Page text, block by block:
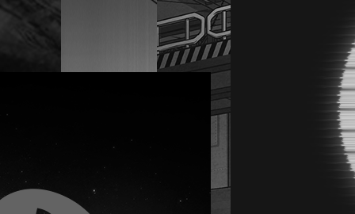
Terminer
l'aventure
Aventurier·ère
des premières
en